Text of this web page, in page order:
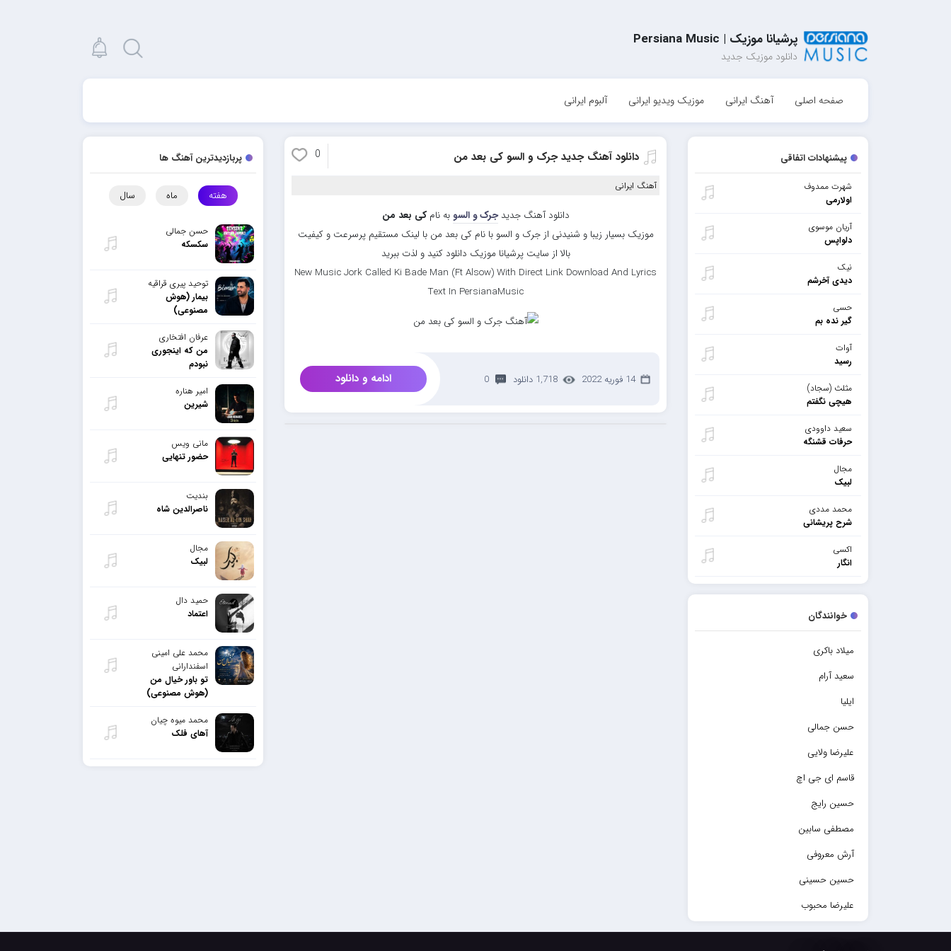
پرشیانا موزیک | Persiana Music
دانلود موزیک جدید
صفحه اصلی آهنگ ایرانی موزیک ویدیو ایرانی آلبوم ایرانی
پیشنهادات اتفاقی
شهرت ممدوف
اولارمی
آریان موسوی
دلواپس
نیک
دیدی آخرشم
حسی
گیر نده بم
آوات
رسید
مثلث (سجاد)
هیچی نگفتم
سعید داوودی
حرفات قشنگه
مجال
لبیک
محمد مددی
شرح پریشانی
اکسی
انگار
خوانندگان
میلاد باکری
سعید آرام
ایلیا
حسن جمالی
علیرضا ولایی
قاسم ای جی اچ
حسین رایج
مصطفی سابین
آرش معروفی
حسین حسینی
علیرضا محبوب
حسین حصارکی
دانلود آهنگ جدید جرک و السو کی بعد من 0
آهنگ ایرانی
دانلود آهنگ جدیدجرک و السو به نامکی بعد من
موزیک بسیار زیبا و شنیدنی از جرک و السو با نام کی بعد من با لینک مستقیم پرسرعت و کیفیت
بالا از سایت پرشیانا موزیک دانلود کنید و لذت ببرید
New Music Jork Called Ki Bade Man (Ft Alsow) With Direct Link Download And Lyrics
Text In PersianaMusic
14 فوریه 2022 1,718 دانلود 0 ادامه و دانلود
پربازدیدترین آهنگ ها
هفته ماه سال
حسن جمالی
سکسکه
توحید پیری قراقیه
بیمار (هوش
مصنوعی)
عرفان افتخاری
من که اینجوری
نبودم
امیر هناره
شیرین
مانی ویس
حضور تنهایی
بندیت
ناصرالدین شاه
مجال
لبیک
حمید دال
اعتماد
محمد علی امینی
اسفندارانی
تو باور خیال من
(هوش مصنوعی)
محمد میوه چیان
آهای فلک